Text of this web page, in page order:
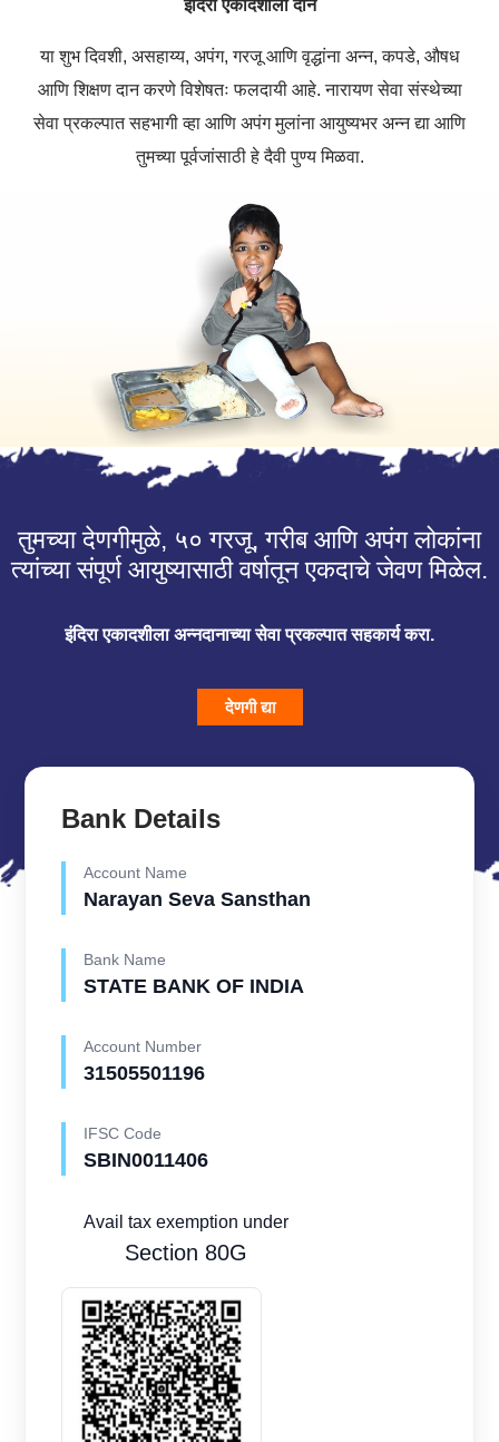
इंदिरा एकादशीला दान
या शुभ दिवशी, असहाय्य, अपंग, गरजू आणि वृद्धांना अन्न, कपडे, औषध
आणि शिक्षण दान करणे विशेषतः फलदायी आहे. नारायण सेवा संस्थेच्या
सेवा प्रकल्पात सहभागी व्हा आणि अपंग मुलांना आयुष्यभर अन्न द्या आणि
तुमच्या पूर्वजांसाठी हे दैवी पुण्य मिळवा.
तुमच्या देणगीमुळे, ५० गरजू, गरीब आणि अपंग लोकांना
त्यांच्या संपूर्ण आयुष्यासाठी वर्षातून एकदाचे जेवण मिळेल.
इंदिरा एकादशीला अन्नदानाच्या सेवा प्रकल्पात सहकार्य करा.
देणगी द्या
Bank Details
Account Name
Narayan Seva Sansthan
Bank Name
STATE BANK OF INDIA
Account Number
31505501196
IFSC Code
SBIN0011406
Avail tax exemption under
Section 80G